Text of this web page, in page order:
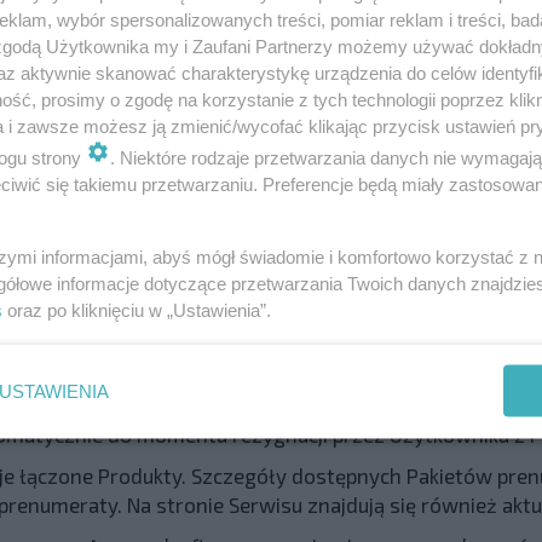
i/lub zakup Treści cyfrowej, realizowana po
Prenumeraty cyfrowej. Korzystanie z
opłaty za wybrany pakiet Prenumeraty
na zasadach określonych przez Pakiet
aktywowana.
sprzedaży wydań drukowanych, realizowana jest
za wybrany Pakiet Prenumeraty drukowanej. Zakup
i weryfikacji przez Usługodawcę opłaty za wybrany
połączona z Prenumeratą cyfrową na zasadach
po wysłaniu przez Usługodawcę na adres wskazany
prenumeraty.
– rodzaj prenumeraty dostępnej w ramach
kolejnych okresów prenumeraty i koniecznością
do momentu rezygnacji przez Użytkownika z
łączone Produkty. Szczegóły dostępnych Pakietów
Na stronie Serwisu znajdują się również
wybór spersonalizowanych treści, pomiar reklam i treści,
Użytkownika my i Zaufani Partnerzy możemy używać
aktywnie skanować charakterystykę urządzenia do celów
prosimy o zgodę na korzystanie z tych technologii poprzez
i zawsze możesz ją zmienić/wycofać klikając przycisk ustawień
strony
. Niektóre rodzaje przetwarzania danych nie
się takiemu przetwarzaniu. Preferencje będą miały
informacjami, abyś mógł świadomie i komfortowo korzystać z
informacje dotyczące przetwarzania Twoich danych
oraz po kliknięciu w „Ustawienia”.
USTAWIENIA